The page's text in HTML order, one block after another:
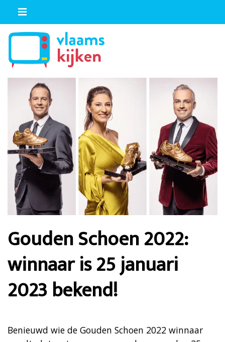
Gouden Schoen 2022:
winnaar is 25 januari
2023 bekend!
Benieuwd wie de Gouden Schoen 2022 winnaar